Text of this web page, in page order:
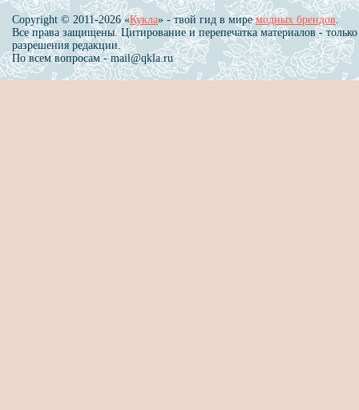
Copyright © 2011-2026 «Кукла» - твой гид в миремодных брендов.
Все права защищены. Цитирование и перепечатка материалов - только
разрешения редакции.
По всем вопросам - mail@qkla.ru